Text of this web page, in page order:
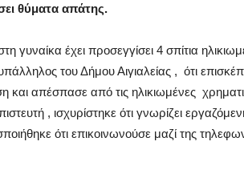
θύματα απάτης.
γυναίκα έχει προσεγγίσει 4 σπίτια
του Δήμου Αιγιαλείας , ότι
και απέσπασε από τις ηλικιωμένες
, ισχυρίστηκε ότι γνωρίζει
ότι επικοινωνούσε μαζί της